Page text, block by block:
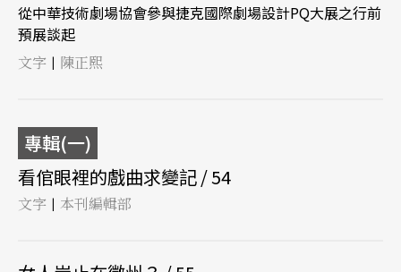
從中華技術劇場協會參與捷克國際劇場設計PQ大展之行前
預展談起
文字 | 陳正熙
專輯(一)
看倌眼裡的戲曲求變記 / 54
文字 | 本刊編輯部